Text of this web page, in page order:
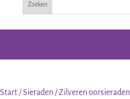
Start /Sieraden /Zilveren oorsieraden